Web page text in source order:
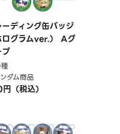
ーディング缶バッジ
ログラムver.） Aグ
ダム商品
（税込）